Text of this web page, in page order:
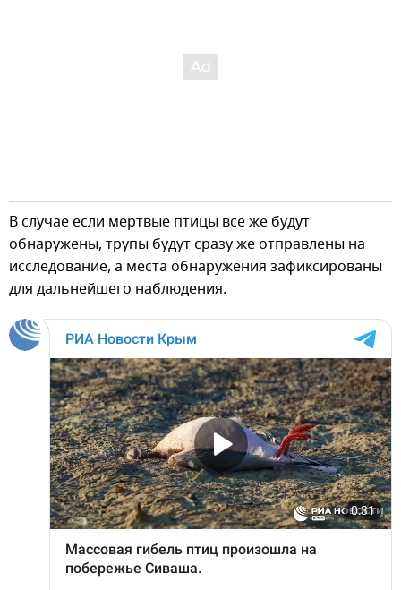
В случае если мертвые птицы все же будут
обнаружены, трупы будут сразу же отправлены на
исследование, а места обнаружения зафиксированы
для дальнейшего наблюдения.